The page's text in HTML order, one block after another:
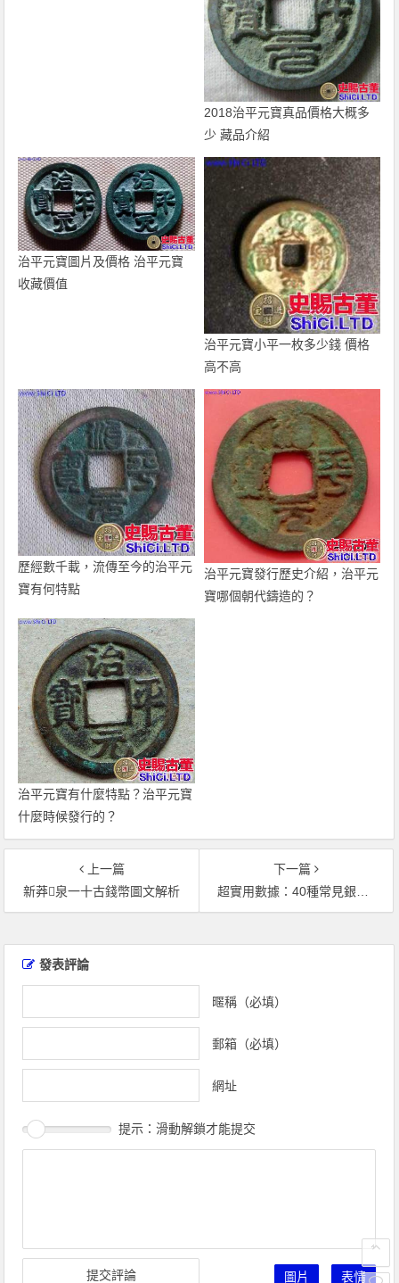
2018治平元寶真品價格大概多
少 藏品介紹
治平元寶圖片及價格 治平元寶
收藏價值
治平元寶小平一枚多少錢 價格
高不高
歷經數千載，流傳至今的治平元
寶有何特點
治平元寶發行歷史介紹，治平元
寶哪個朝代鑄造的？
治平元寶有什麼特點？治平元寶
什麼時候發行的？
上一篇
新莽泉一十古錢幣圖文解析
下一篇
超實用數據：40種常見銀元的重量和直徑
發表評論
暱稱（必填）
郵箱（必填）
網址
提示：滑動解鎖才能提交
圖片 表情